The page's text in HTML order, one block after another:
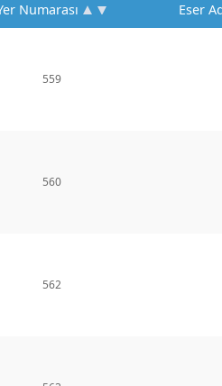
Numarası Eser
559
560
562